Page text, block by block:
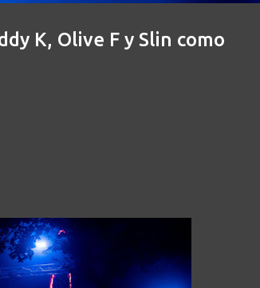
K, Olive F y Slin como